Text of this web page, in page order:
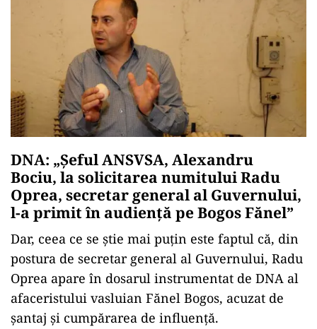
DNA: „Șeful ANSVSA, Alexandru
Bociu, la solicitarea numitului Radu
Oprea, secretar general al Guvernului,
l-a primit în audiență pe Bogos Fănel”
Dar, ceea ce se știe mai puțin este faptul că, din
postura de secretar general al Guvernului, Radu
Oprea apare în dosarul instrumentat de DNA al
afaceristului vasluian Fănel Bogos, acuzat de
șantaj și cumpărarea de influență.